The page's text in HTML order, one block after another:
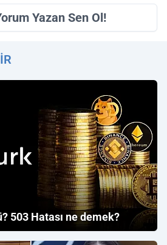
Yazan Sen Ol!
503 Hatası ne demek?